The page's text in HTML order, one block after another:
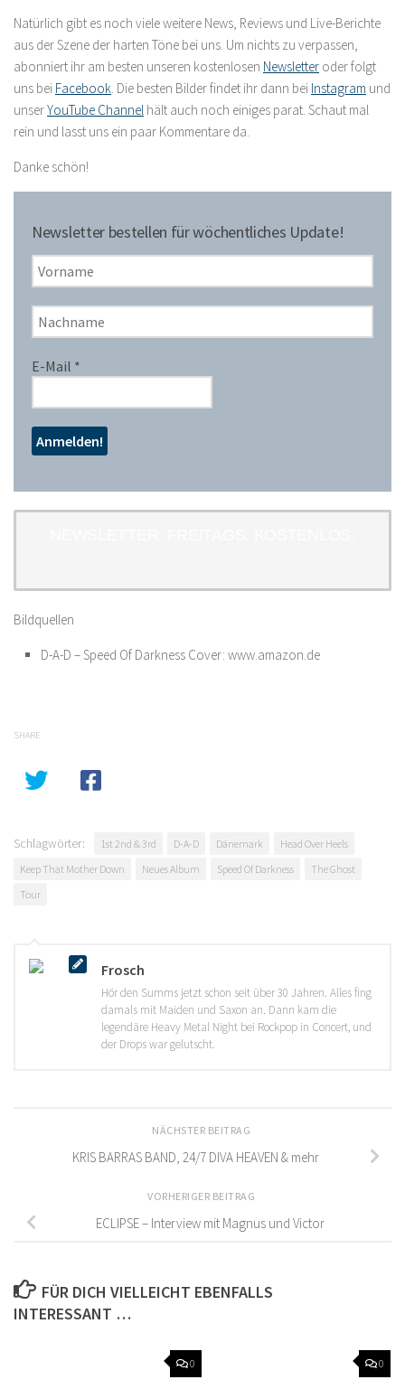
Natürlich gibt es noch viele weitere News, Reviews und Live-Berichte
aus der Szene der harten Töne bei uns. Um nichts zu verpassen,
abonniert ihr am besten unseren kostenlosen Newsletter oder folgt
uns bei Facebook . Die besten Bilder findet ihr dann bei Instagram und
unserYouTube Channel hält auch noch einiges parat. Schaut mal
rein und lasst uns ein paar Kommentare da.
Danke schön!
Newsletter bestellen für wöchentliches Update!
E-Mail *
Bildquellen
D-A-D – Speed Of Darkness Cover: www.amazon.de
SHARE
Schlagwörter: 1st 2nd & 3rd D-A-D Dänemark
Head Over Heels
Keep That Mother Down
Neues Album Speed Of Darkness
The Ghost
Tour
Frosch
Hör den Summs jetzt schon seit über 30 Jahren. Alles fing
damals mit Maiden und Saxon an. Dann kam die
legendäre Heavy Metal Night bei Rockpop in Concert, und
der Drops war gelutscht.
NÄCHSTER BEITRAG
KRIS BARRAS BAND, 24/7 DIVA HEAVEN & mehr
VORHERIGER BEITRAG
ECLIPSE – Interview mit Magnus und Victor
FÜR DICH VIELLEICHT EBENFALLS
INTERESSANT …
0 0